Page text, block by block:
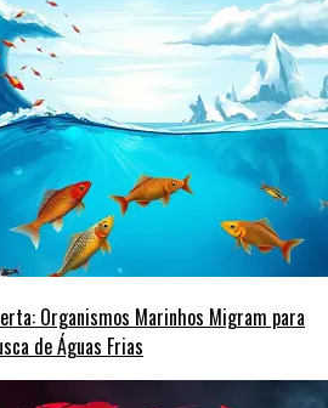
Organismos Marinhos Migram para
de Águas Frias